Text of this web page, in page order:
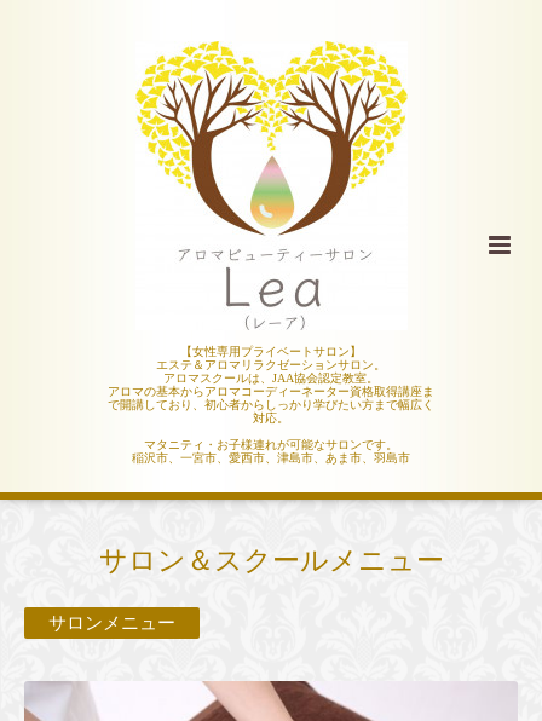
【女性専用プライベートサロン】
エステ＆アロマリラクゼーションサロン。
アロマスクールは、JAA協会認定教室。
アロマの基本からアロマコーディーネーター資格取得講座ま
で開講しており、初心者からしっかり学びたい方まで幅広く
対応。
マタニティ・お子様連れが可能なサロンです。
稲沢市、一宮市、愛西市、津島市、あま市、羽島市
サロン＆スクールメニュー
サロンメニュー